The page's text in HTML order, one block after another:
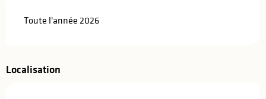
Toute l'année 2026
Localisation